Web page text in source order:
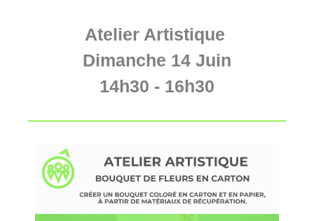
Atelier Artistique
Dimanche 14 Juin
14h30 - 16h30